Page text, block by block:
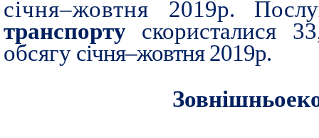
січня‒жовтня 2019р.
транспорту скористалися
обсягу січня‒жовтня 2019р.